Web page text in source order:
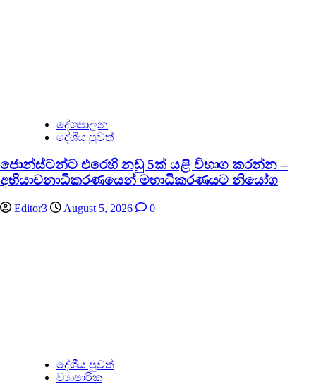
දේශපාලන
දේශීය පුවත්
ජොන්ස්ටන්ට එරෙහි නඩු 5ක් යළි විභාග කරන්න –
අභියාචනාධිකරණයෙන් මහාධිකරණයට නියෝග
Editor3 August 5, 2026 0
දේශීය පුවත්
ව්‍යාපාරික